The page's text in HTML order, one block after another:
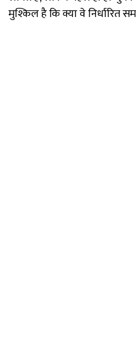
मुश्किल है कि क्या वे निर्धारित